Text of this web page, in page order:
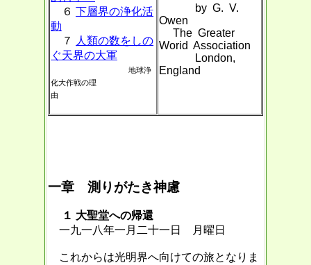
６ 下層界の浄化活
動
７
人類の数をしの
ぐ天界の大軍
地球浄
化大作戦の理
由
by G. V.
Owen
The Greater
Worid Association
London,
England
一章 測りがたき神慮
１ 大聖堂への帰還
一九一八年一月二十一日 月曜日
これからは光明界へ向けての旅となりま